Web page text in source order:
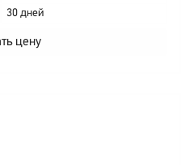
30 дней
цену